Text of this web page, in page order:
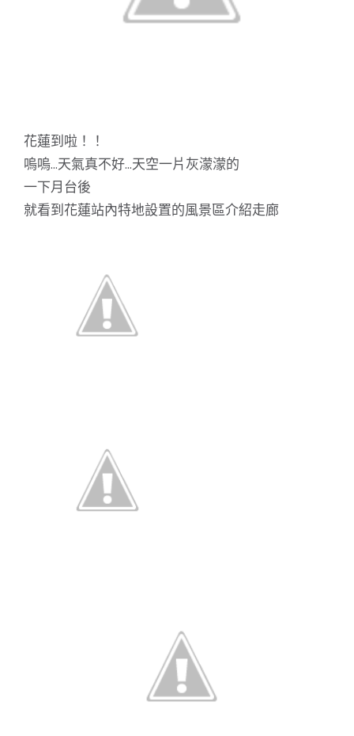
花蓮到啦！！
嗚嗚…天氣真不好…天空一片灰濛濛的
一下月台後
就看到花蓮站內特地設置的風景區介紹走廊